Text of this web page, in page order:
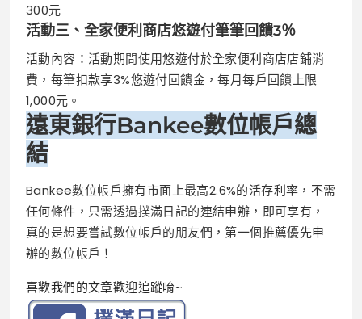
300元
活動三、全家便利商店悠遊付筆筆回饋3％
活動內容：活動期間使用悠遊付於全家便利商店店鋪消
費，每筆扣款享3%悠遊付回饋金，每月每戶回饋上限
1,000元。
遠東銀行Bankee數位帳戶總
結
Bankee數位帳戶擁有市面上最高2.6%的活存利率，不需
任何條件，只需透過撲滿日記的連結申辦，即可享有，
真的是想要嘗試數位帳戶的朋友們，第一個推薦優先申
辦的數位帳戶！
喜歡我們的文章歡迎追蹤唷~